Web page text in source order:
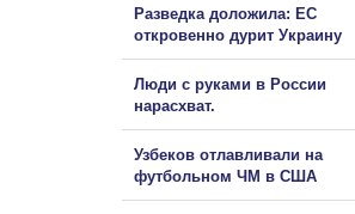
Разведка доложила: ЕС
откровенно дурит Украину
Люди с руками в России
нарасхват.
Узбеков отлавливали на
футбольном ЧМ в США